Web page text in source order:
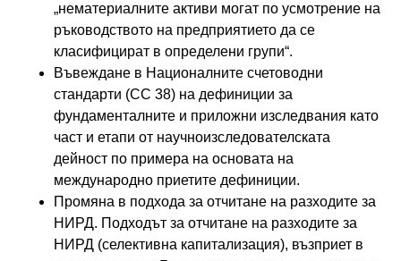
„нематериалните активи могат по усмотрение на
ръководството на предприятието да се
класифицират в определени групи“.
Въвеждане в Националните счетоводни
стандарти (СС 38) на дефиниции за
фундаменталните и приложни изследвания като
част и етапи от научноизследователската
дейност по примера на основата на
международно приетите дефиниции.
Промяна в подхода за отчитане на разходите за
НИРД. Подходът за отчитане на разходите за
НИРД (селективна капитализация), възприет в